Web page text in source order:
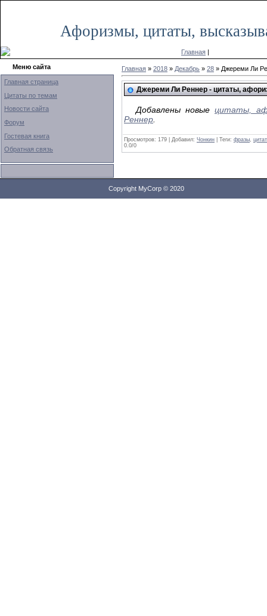
Афоризмы, цитаты,
Главная |
Меню сайта
Главная страница
Цитаты по темам
Новости сайта
Форум
Гостевая книга
Обратная связь
Главная » 2018 » Декабрь » 28 » Джереми Ли
Джереми Ли Реннер - цитаты,
Добавлены новые цитаты,
Реннер.
Просмотров: 179 | Добавил: Чонкин | Теги: фразы
0.0/0
Copyright MyCorp © 2020